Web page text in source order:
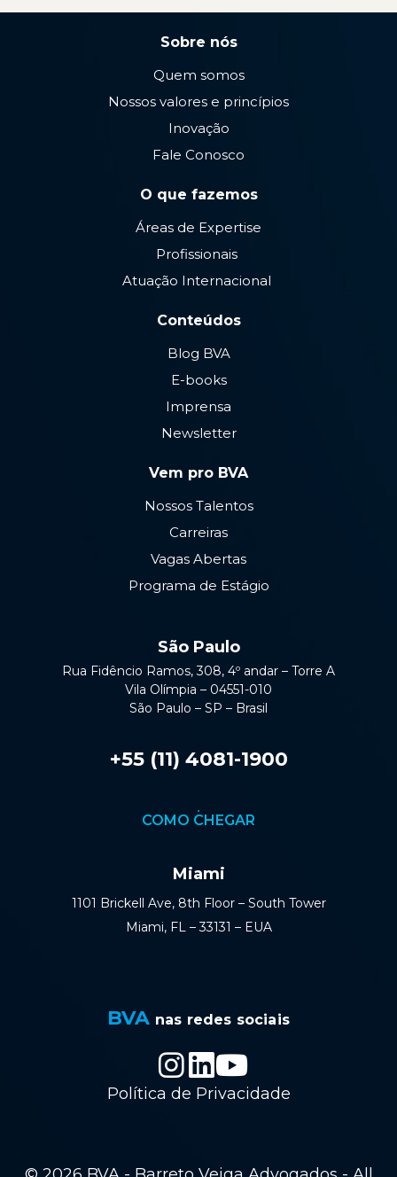
Sobre nós
Quem somos
Nossos valores e princípios
Inovação
Fale Conosco
O que fazemos
Áreas de Expertise
Profissionais
Atuação Internacional
Conteúdos
Blog BVA
E-books
Imprensa
Newsletter
Vem pro BVA
Nossos Talentos
Carreiras
Vagas Abertas
Programa de Estágio
São Paulo
Rua Fidêncio Ramos, 308, 4º andar – Torre A
Vila Olímpia – 04551-010
São Paulo – SP – Brasil
+55 (11) 4081-1900
COMO CHEGAR
Miami
1101 Brickell Ave, 8th Floor – South Tower
Miami, FL – 33131 – EUA
BVA nas redes sociais
Política de Privacidade